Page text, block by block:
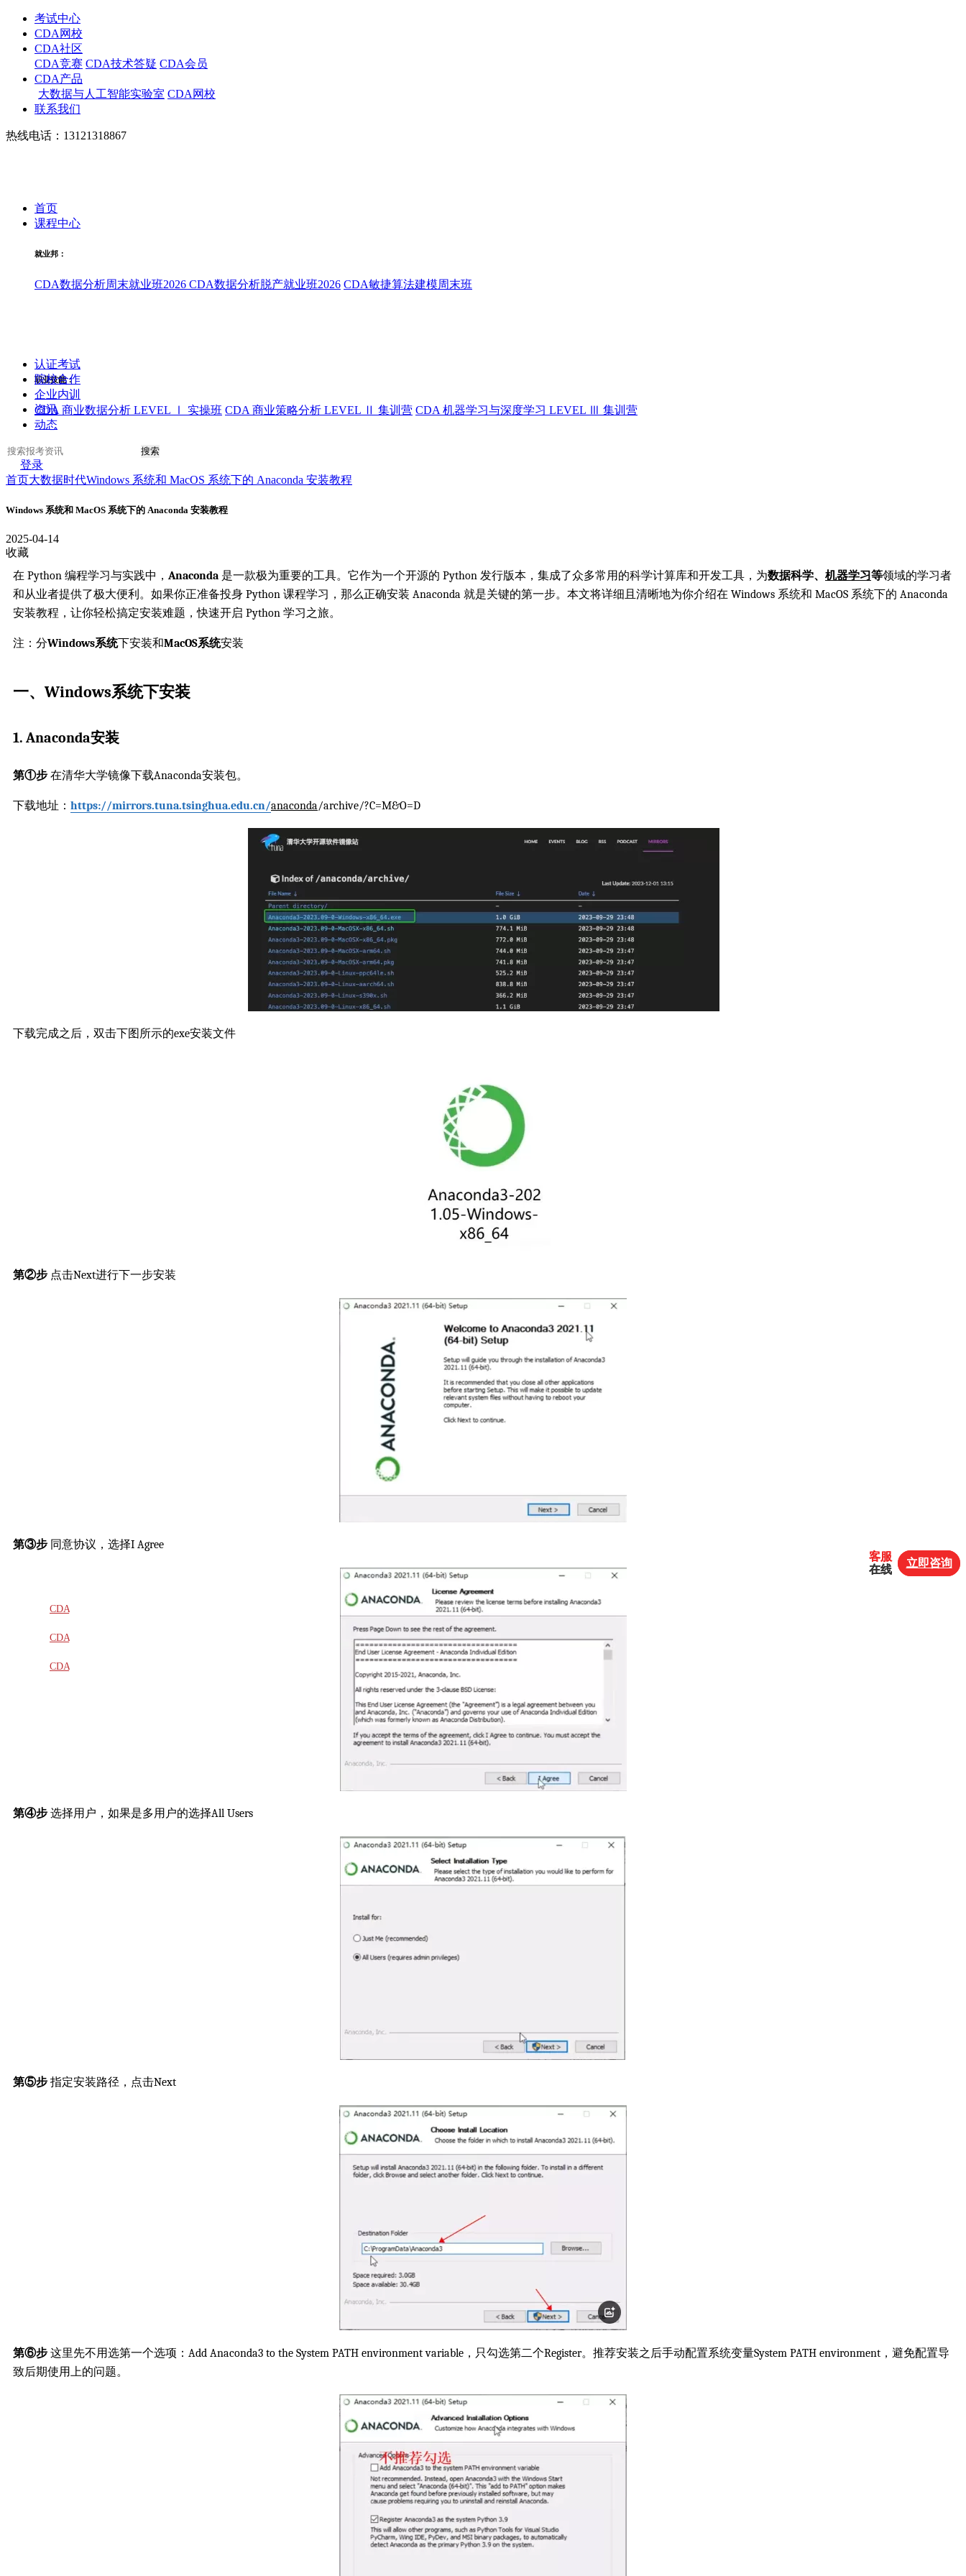
考试中心
CDA网校
CDA社区
CDA竞赛 CDA技术答疑 CDA会员
CDA产品
大数据与人工智能实验室 CDA网校
联系我们
热线电话：13121318867
首页
课程中心
就业邦：
CDA数据分析周末就业班2026 CDA数据分析脱产就业班2026 CDA敏捷算法建模周末班
职业技能：
CDA 商业数据分析 LEVEL Ⅰ 实操班 CDA 商业策略分析 LEVEL Ⅱ 集训营 CDA 机器学习与深度学习 LEVEL Ⅲ 集训营
认证考试
院校合作
企业内训
资讯
动态
搜索
登录
首页大数据时代Windows 系统和 MacOS 系统下的 Anaconda 安装教程
Windows 系统和 MacOS 系统下的 Anaconda 安装教程
2025-04-14
收藏
在 Python 编程学习与实践中， Anaconda 是一款极为重要的工具。它作为一个开源的 Python 发行版本，集成了众多常用的科学计算库和开发工具，为数据科学、 机器学习等领域的学习者
和从业者提供了极大便利。如果你正准备投身 Python 课程学习，那么正确安装 Anaconda 就是关键的第一步。本文将详细且清晰地为你介绍在 Windows 系统和 MacOS 系统下的 Anaconda
安装教程，让你轻松搞定安装难题，快速开启 Python 学习之旅。
注：分Windows系统下安装和MacOS系统安装
一、Windows系统下安装
1. Anaconda安装
第①步 在清华大学镜像下载Anaconda安装包。
下载地址： https://mirrors.tuna.tsinghua.edu.cn/anaconda/archive/?C=M&O=D
下载完成之后，双击下图所示的exe安装文件
第②步 点击Next进行下一步安装
第③步 同意协议，选择I Agree
第④步 选择用户，如果是多用户的选择All Users
第⑤步 指定安装路径，点击Next
第⑥步 这里先不用选第一个选项：Add Anaconda3 to the System PATH environment variable，只勾选第二个Register。推荐安装之后手动配置系统变量System PATH environment，避免配置导
致后期使用上的问题。
CDA
教材
CDA
题库
CDA
客服
在线
立即咨询
客服
在线
立即咨询